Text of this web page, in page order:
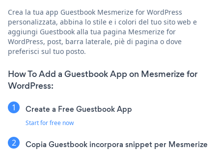
Crea la tua app Guestbook Mesmerize for WordPress
personalizzata, abbina lo stile e i colori del tuo sito web e
aggiungi Guestbook alla tua pagina Mesmerize for
WordPress, post, barra laterale, piè di pagina o dove
preferisci sul tuo posto.
How To Add a Guestbook App on Mesmerize for
WordPress:
Create a Free Guestbook App
Start for free now
Copia Guestbook incorpora snippet per Mesmerize